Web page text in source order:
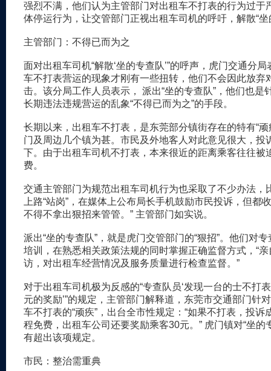
强烈不满，他们认为主管部门对出租车不打表的行为过于
体停运行为，让交管部门正视出租车司机的呼吁，解散“坐
主管部门：不得已而为之
面对出租车司机“解散‘坐的专查队’”的呼声，虎门交通分
车不打表营运的现象才刚有一些扭转，他们不会因此放弃
击。该分局工作人员表示， 派出“坐的专查队”，他们也是
长期违法违规营运的乱象“不得已而为之”的手段。
长期以来，出租车不打表，是东莞部分镇街存在的特有“顽
门及周边几个镇为甚。市民及外地客人对此意见很大，投
下。由于出租车司机不打表，本来很近的距离乘客往往被
费。
交通主管部门为规范出租车司机行为也采取了不少办法，
上路“站岗”，在媒体上公布局长手机鼓励市民投诉，但都
不得不拿出狠招来管管。” 主管部门如实说。
派出“坐的专查队”，就是虎门交管部门的“狠招”。他们对
培训，在熟悉相关政策法规的同时掌握正确监督方式，“
访，对出租车经营情况及服务质量进行检查监督。”
对于出租车司机极为反感的“专查队员‘发现一台的士不打
元的奖励’”的规定，主管部门解释道，东莞市交通部门针
车不打表的“顽疾”，出台全市性规定：“如果不打表，投诉
程免费，出租车公司还要奖励乘客30元。” 虎门镇对“坐的
有超出该项规定。
市民：整治需重典